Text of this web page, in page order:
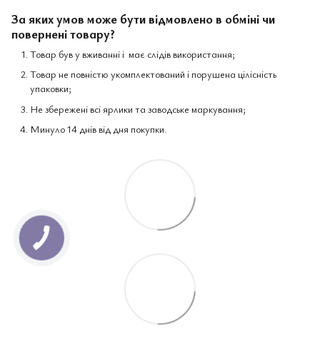
За яких умов може бути відмовлено в обміні чи
повернені товару?
Товар був у вживанні і має слідів використання;
Товар не повністю укомплектований і порушена цілісність
упаковки;
Не збережені всі ярлики та заводське маркування;
Минуло 14 днів від дня покупки.